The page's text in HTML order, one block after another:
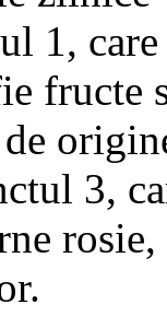
1,
fructe
3,